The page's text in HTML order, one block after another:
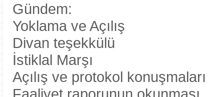
Gündem:
Yoklama ve Açılış
Divan teşekkülü
İstiklal Marşı
Açılış ve protokol konuşmaları